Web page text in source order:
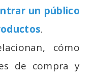
un público
.
cómo
de compra y